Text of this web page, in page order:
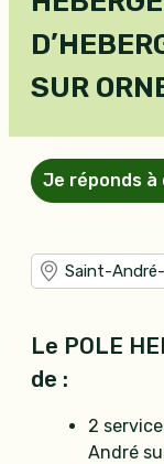
SUR
Je réponds
Saint-
Le POLE
de :
2
André